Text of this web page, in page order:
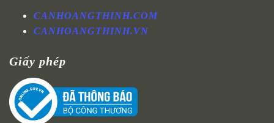
CANHOANGTHINH.COM
CANHOANGTHINH.VN
Giấy phép